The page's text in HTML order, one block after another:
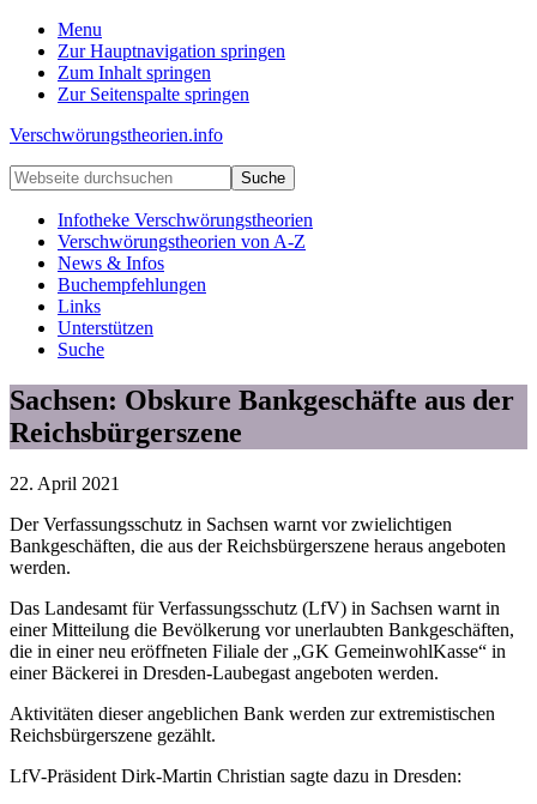
Menu
Zur Hauptnavigation springen
Zum Inhalt springen
Zur Seitenspalte springen
Verschwörungstheorien.info
Beiträge
zu
Merkmalen,
Funktionen
Risiken
konspirationistischen
Denkens
Webseite
durchsuchen
Infotheke Verschwörungstheorien
Verschwörungstheorien von A-Z
News & Infos
Buchempfehlungen
Links
Unterstützen
Suche
Sachsen: Obskure Bankgeschäfte aus der
Reichsbürgerszene
22. April 2021
Der Verfassungsschutz in Sachsen warnt vor zwielichtigen
Bankgeschäften, die aus der Reichsbürgerszene heraus angeboten
werden.
Das Landesamt für Verfassungsschutz (LfV) in Sachsen warnt in
einer Mitteilung die Bevölkerung vor unerlaubten Bankgeschäften,
die in einer neu eröffneten Filiale der „GK GemeinwohlKasse“ in
einer Bäckerei in Dresden-Laubegast angeboten werden.
Aktivitäten dieser angeblichen Bank werden zur extremistischen
Reichsbürgerszene gezählt.
LfV-Präsident Dirk-Martin Christian sagte dazu in Dresden: